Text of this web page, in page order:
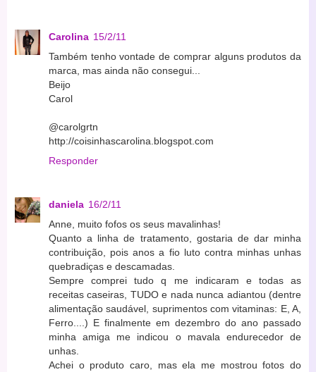
Carolina 15/2/11
Também tenho vontade de comprar alguns produtos da
marca, mas ainda não consegui...
Beijo
Carol
@carolgrtn
http://coisinhascarolina.blogspot.com
Responder
daniela 16/2/11
Anne, muito fofos os seus mavalinhas!
Quanto a linha de tratamento, gostaria de dar minha
contribuição, pois anos a fio luto contra minhas unhas
quebradiças e descamadas.
Sempre comprei tudo q me indicaram e todas as
receitas caseiras, TUDO e nada nunca adiantou (dentre
alimentação saudável, suprimentos com vitaminas: E, A,
Ferro....) E finalmente em dezembro do ano passado
minha amiga me indicou o mavala endurecedor de
unhas.
Achei o produto caro, mas ela me mostrou fotos do